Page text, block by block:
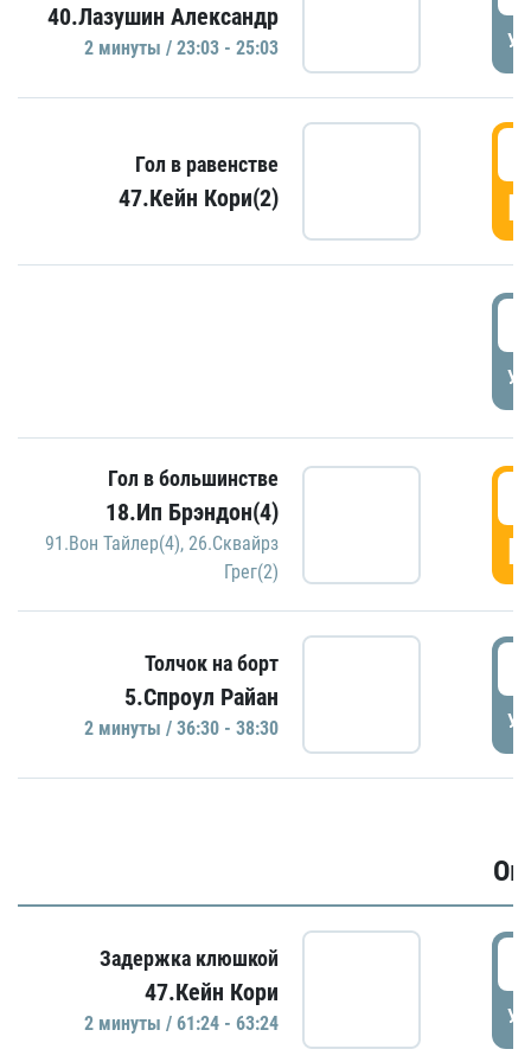
40.Лазушин Александр
2 минуты / 23:03 - 25:03
Гол в равенстве
47.Кейн Кори(2)
Гол в большинстве
18.Ип Брэндон(4)
91.Вон Тайлер(4), 26.Сквайрз
Грег(2)
Толчок на борт
5.Спроул Райан
2 минуты / 36:30 - 38:30
Задержка клюшкой
47.Кейн Кори
2 минуты / 61:24 - 63:24